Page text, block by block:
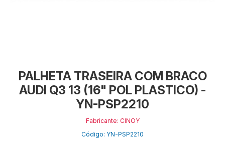
PALHETA TRASEIRA COM BRACO
AUDI Q3 13 (16" POL PLASTICO) -
YN-PSP2210
Fabricante: CINOY
Código: YN-PSP2210